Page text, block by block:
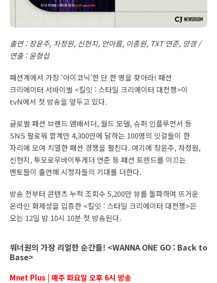
출연 : 장윤주, 차정원, 신현지, 안아름, 이종원, TXT 연준, 양갱 /
연출 : 윤형섭
패션계에서 가장 ‘아이코닉’한 단 한 명을 찾아라! 패션
크리에이터 서바이벌 <킬잇 : 스타일 크리에이터 대전쟁>이
tvN에서 첫 방송을 앞두고 있다.
글로벌 패션 브랜드 앰배서더, 월드 모델, 슈퍼 인플루언서 등
SNS 팔로워 합계만 4,300만에 달하는 100명의 잇걸들이 한
자리에 모여 치열한 패션 경쟁을 펼친다. 여기에 장윤주, 차정원,
신현지, 투모로우바이투게더 연준 등 패션 트렌드를 이끄는
멘토들이 출연해 시청자들의 기대를 더한다.
방송 전부터 콘텐츠 누적 조회수 5,200만 뷰를 돌파하며 뜨거운
온라인 화제성을 입증한 <킬잇 : 스타일 크리에이터 대전쟁>은
오는 12일 밤 10시 10분 첫 방송된다.
워너원의 가장 리얼한 순간들! <WANNA ONE GO : Back to
Base>
Mnet Plus | 매주 화요일 오후 6시 방송